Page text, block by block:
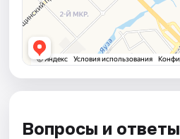
Вопросы и ответы